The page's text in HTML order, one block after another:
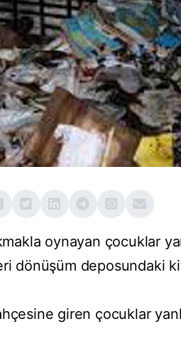
oynayan çocuklar
dönüşüm deposundaki
giren çocuklar